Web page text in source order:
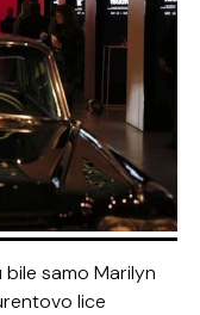
samo Marilyn
lice